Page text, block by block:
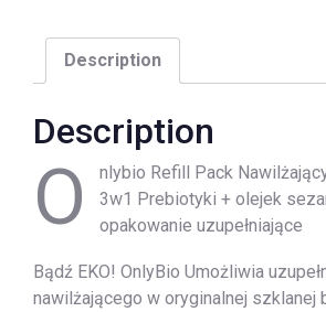
Description
Description
O
nlybio Refill Pack
3w1 Prebiotyki + olejek
opakowanie uzupełniające
Bądź EKO! OnlyBio Umożliwia
nawilżającego w oryginalnej szklanej